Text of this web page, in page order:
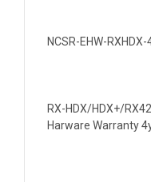
NCSR-EHW-RXHDX-
RX-HDX/HDX+/
Harware Warranty